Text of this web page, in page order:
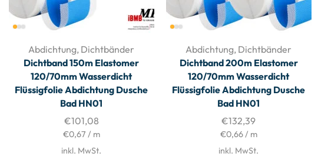
Abdichtung, Dichtbänder
Dichtband 150m Elastomer
120/70mm Wasserdicht
Flüssigfolie Abdichtung Dusche
Bad HN01
€101,08
€0,67 / m
inkl. MwSt.
Abdichtung, Dichtbänder
Dichtband 200m Elastomer
120/70mm Wasserdicht
Flüssigfolie Abdichtung Dusche
Bad HN01
€132,39
€0,66/ m
inkl. MwSt.